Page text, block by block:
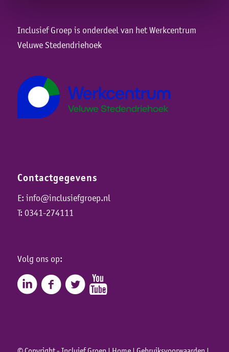
Inclusief Groep is onderdeel van het Werkcentrum
Veluwe Stedendriehoek
Contactgegevens
E: info@inclusiefgroep.nl
T: 0341-274111
Volg ons op: